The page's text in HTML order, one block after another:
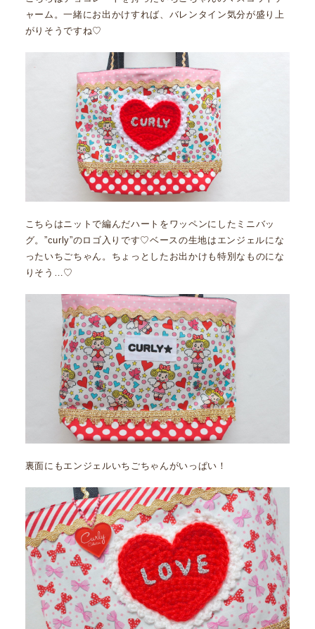
ャーム。一緒にお出かけすれば、バレンタイン気分が盛り上
がりそうですね♡
こちらはニットで編んだハートをワッペンにしたミニバッ
グ。”curly”のロゴ入りです♡ベースの生地はエンジェルにな
ったいちごちゃん。ちょっとしたお出かけも特別なものにな
りそう…♡
裏面にもエンジェルいちごちゃんがいっぱい！